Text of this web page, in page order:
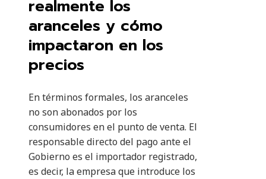
realmente los
aranceles y cómo
impactaron en los
precios
En términos formales, los aranceles
no son abonados por los
consumidores en el punto de venta. El
responsable directo del pago ante el
Gobierno es el importador registrado,
es decir, la empresa que introduce los